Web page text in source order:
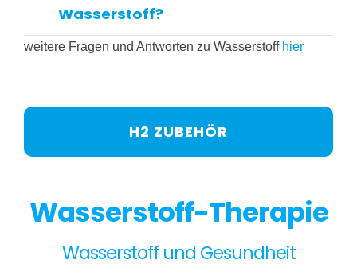
Wasserstoff?
weitere Fragen und Antworten zu Wasserstoff hier
H2 ZUBEHÖR
Wasserstoff-Therapie
Wasserstoff und Gesundheit